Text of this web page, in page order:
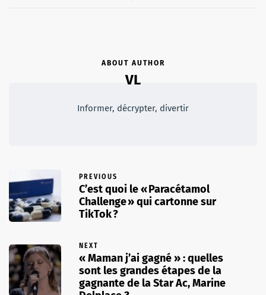
ABOUT AUTHOR
VL
Informer, décrypter, divertir
PREVIOUS
C’est quoi le « Paracétamol
Challenge » qui cartonne sur
TikTok ?
NEXT
« Maman j’ai gagné » : quelles
sont les grandes étapes de la
gagnante de la Star Ac, Marine